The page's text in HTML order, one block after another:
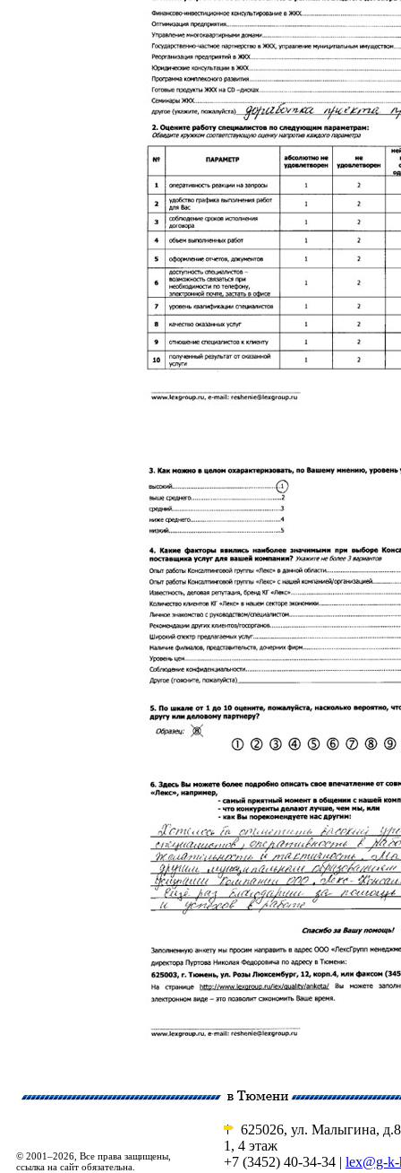
© 2001–2026, Все права защищены,
ссылка на сайт обязательна.
625026, ул. Малыгина,
1, 4 этаж
+7 (3452) 40-34-34 | lex@g-